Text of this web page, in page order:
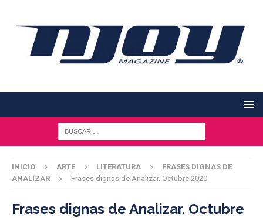
INICIO ARTE LITERATURA
FRASES DIGNAS DE
ANALIZAR
Frases dignas de Analizar. Octubre 2020
Frases dignas de Analizar. Octubre